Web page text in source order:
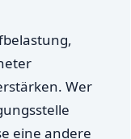
Wer
eine andere